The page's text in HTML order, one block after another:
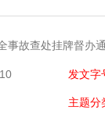
事故查处挂牌督办
发文字
主题分